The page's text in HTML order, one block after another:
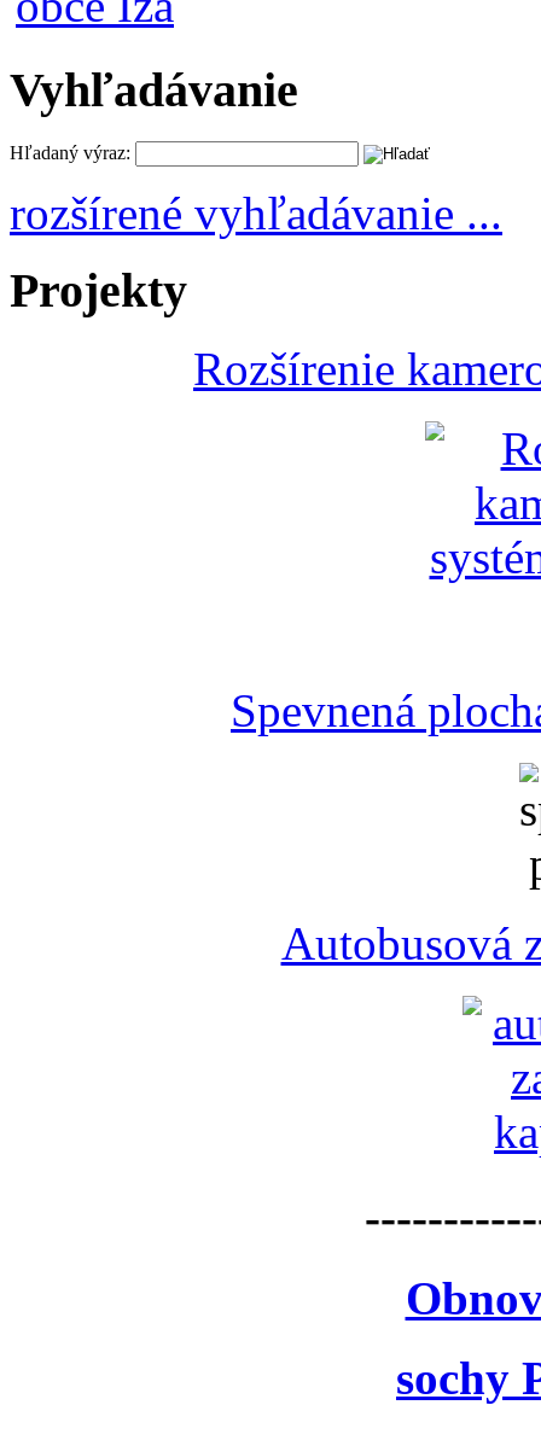
Vyhľadávanie
Hľadaný výraz:
rozšírené vyhľadávanie ...
Projekty
Rozšírenie
Spevnená
Autobusová
sochy